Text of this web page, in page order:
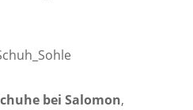
bei Salomon,